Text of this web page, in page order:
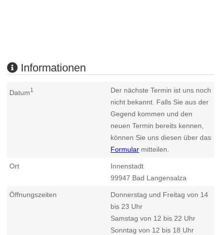
Informationen
Datum1
Der nächste Termin ist uns noch
nicht bekannt. Falls Sie aus der
Gegend kommen und den
neuen Termin bereits kennen,
können Sie uns diesen über das
Formular mitteilen.
Ort
Innenstadt
99947 Bad Langensalza
Öffnungszeiten
Donnerstag und Freitag von 14
bis 23 Uhr
Samstag von 12 bis 22 Uhr
Sonntag von 12 bis 18 Uhr